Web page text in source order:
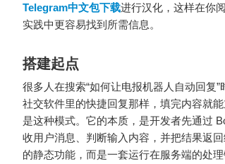
Telegram中文包下载进行汉化，这样在你
实践中更容易找到所需信息。
搭建起点
很多人在搜索“如何让电报机器人自动回复
社交软件里的快捷回复那样，填完内容就
是这种模式。它的本质，是开发者先通过
收用户消息、判断输入内容，并把结果返
的静态功能，而是一套运行在服务端的处